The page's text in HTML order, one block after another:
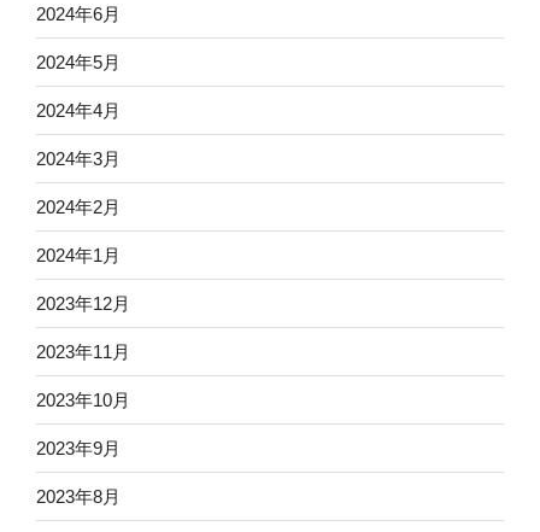
2024年6月
2024年5月
2024年4月
2024年3月
2024年2月
2024年1月
2023年12月
2023年11月
2023年10月
2023年9月
2023年8月